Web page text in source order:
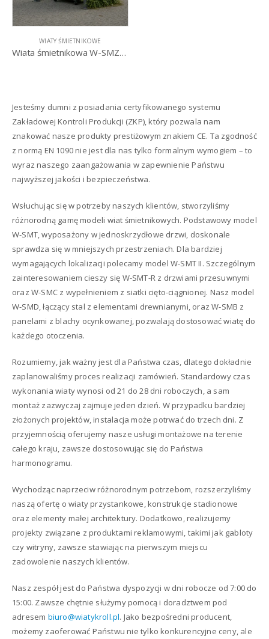
WIATY ŚMIETNIKOWE
Wiata śmietnikowa W-SMZS I
Jesteśmy dumni z posiadania certyfikowanego systemu
Zakładowej Kontroli Produkcji (ZKP), który pozwala nam
znakować nasze produkty prestiżowym znakiem CE. Ta zgodność
z normą EN 1090 nie jest dla nas tylko formalnym wymogiem – to
wyraz naszego zaangażowania w zapewnienie Państwu
najwyższej jakości i bezpieczeństwa.
Wsłuchując się w potrzeby naszych klientów, stworzyliśmy
różnorodną gamę modeli wiat śmietnikowych. Podstawowy model
W-SMT, wyposażony w jednoskrzydłowe drzwi, doskonale
sprawdza się w mniejszych przestrzeniach. Dla bardziej
wymagających lokalizacji polecamy model W-SMT II. Szczególnym
zainteresowaniem cieszy się W-SMT-R z drzwiami przesuwnymi
oraz W-SMC z wypełnieniem z siatki cięto-ciągnionej. Nasz model
W-SMD, łączący stal z elementami drewnianymi, oraz W-SMB z
panelami z blachy ocynkowanej, pozwalają dostosować wiatę do
każdego otoczenia.
Rozumiemy, jak ważny jest dla Państwa czas, dlatego dokładnie
zaplanowaliśmy proces realizacji zamówień. Standardowy czas
wykonania wiaty wynosi od 21 do 28 dni roboczych, a sam
montaż zazwyczaj zajmuje jeden dzień. W przypadku bardziej
złożonych projektów, instalacja może potrwać do trzech dni. Z
przyjemnością oferujemy nasze usługi montażowe na terenie
całego kraju, zawsze dostosowując się do Państwa
harmonogramu.
Wychodząc naprzeciw różnorodnym potrzebom, rozszerzyliśmy
naszą ofertę o wiaty przystankowe, konstrukcje stadionowe
oraz elementy małej architektury. Dodatkowo, realizujemy
projekty związane z produktami reklamowymi, takimi jak gabloty
czy witryny, zawsze stawiając na pierwszym miejscu
zadowolenie naszych klientów.
Nasz zespół jest do Państwa dyspozycji w dni robocze od 7:00 do
15:00. Zawsze chętnie służymy pomocą i doradztwem pod
adresem biuro@wiatykroll.pl. Jako bezpośredni producent,
możemy zaoferować Państwu nie tylko konkurencyjne ceny, ale